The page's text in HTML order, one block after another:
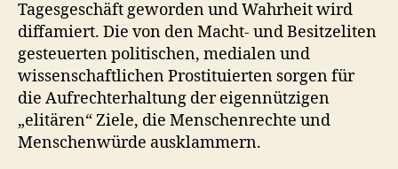
Tagesgeschäft geworden und Wahrheit wird
diffamiert. Die von den Macht- und Besitzeliten
gesteuerten politischen, medialen und
wissenschaftlichen Prostituierten sorgen für
die Aufrechterhaltung der eigennützigen
„elitären“ Ziele, die Menschenrechte und
Menschenwürde ausklammern.